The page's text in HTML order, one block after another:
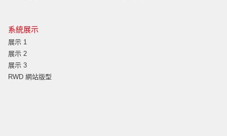
系統展示
展示 1
展示 2
展示 3
RWD 網站版型